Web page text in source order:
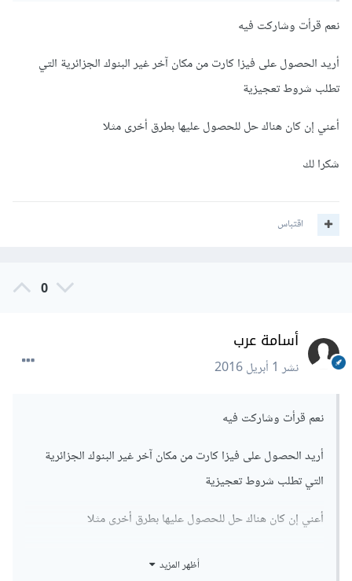
نعم قرأت وشاركت فيه
أريد الحصول على فيزا كارت من مكان آخر غير البنوك الجزائرية التي
تطلب شروط تعجيزية
أعني إن كان هناك حل للحصول عليها بطرق أخرى مثلا
شكرا لك
اقتباس
0
أسامة عرب
نشر1 أبريل 2016
نعم قرأت وشاركت فيه
أريد الحصول على فيزا كارت من مكان آخر غير البنوك الجزائرية
التي تطلب شروط تعجيزية
أعني إن كان هناك حل للحصول عليها بطرق أخرى مثلا
أظهر المزيد